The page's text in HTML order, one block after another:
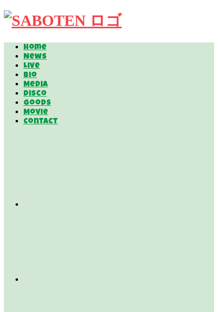
Home
News
Live
Bio
Media
Disco
Goods
Movie
Contact